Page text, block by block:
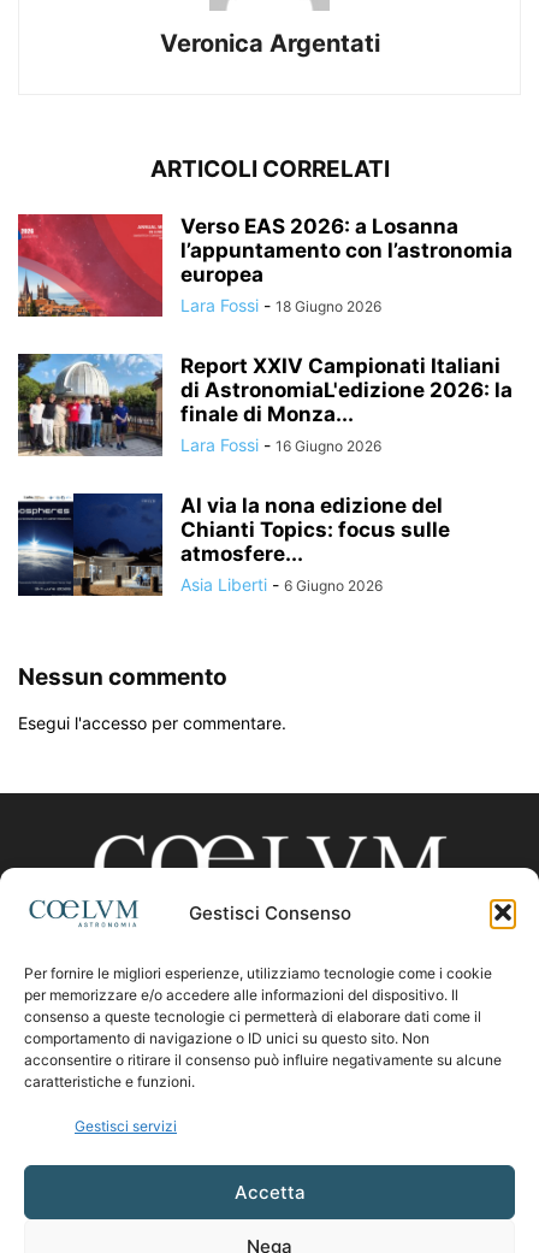
Gestisci Consenso
Per fornire le migliori esperienze, utilizziamo tecnologie come i cookie
per memorizzare e/o accedere alle informazioni del dispositivo. Il
consenso a queste tecnologie ci permetterà di elaborare dati come il
comportamento di navigazione o ID unici su questo sito. Non
acconsentire o ritirare il consenso può influire negativamente su alcune
caratteristiche e funzioni.
Gestisci servizi
Accetta
Nega
Veronica Argentati
ARTICOLI CORRELATI
Verso EAS 2026: a Losanna
l’appuntamento con l’astronomia
europea
Lara Fossi - 18 Giugno 2026
Report XXIV Campionati Italiani
di AstronomiaL'edizione 2026: la
finale di Monza...
Lara Fossi - 16 Giugno 2026
Al via la nona edizione del
Chianti Topics: focus sulle
atmosfere...
Asia Liberti - 6 Giugno 2026
Nessun commento
Esegui l'accesso per commentare.
CHI SIAMO
Contattaci:coelumastro@coelum.com